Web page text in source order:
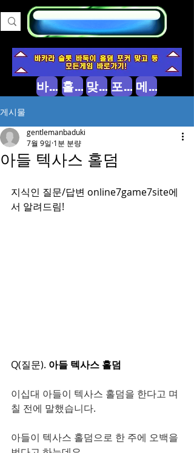
바둑이 소개 홀덤 소개 맞고 소개 포커 소개 메인으로
게시물
아들 텍사스 홀덤
gentlemanbaduki
7월 9일 1분 분량
지식인 질문/답변 online7game7site에
서 알려드림!
Q(질문). 아들 텍사스 홀덤
이십대 아들이 텍사스 홀덤을 한다고 며
칠 전에 말했습니다.
아들이 텍사스 홀덤으로 한 주에 오백을